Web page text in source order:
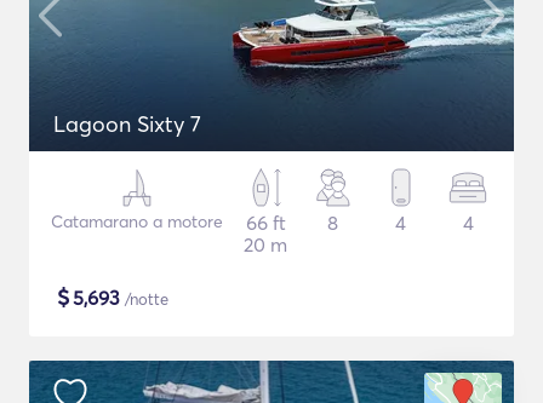
Lagoon Sixty 7
Catamarano a motore
66 ft
20 m
8 4 4
$5,693 /notte